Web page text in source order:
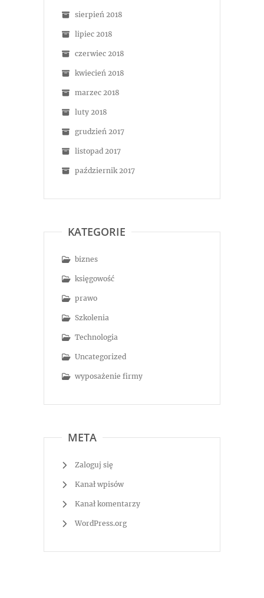
sierpień 2018
lipiec 2018
czerwiec 2018
kwiecień 2018
marzec 2018
luty 2018
grudzień 2017
listopad 2017
październik 2017
KATEGORIE
biznes
księgowość
prawo
Szkolenia
Technologia
Uncategorized
wyposażenie firmy
META
Zaloguj się
Kanał wpisów
Kanał komentarzy
WordPress.org